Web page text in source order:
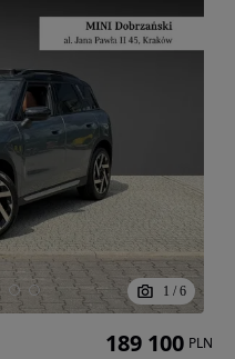
1 / 6
189 100 PLN